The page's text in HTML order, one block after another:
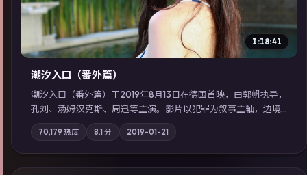
1:18:41
潮汐入口（番外篇）
潮汐入口（番外篇）于2019年8月13日在德国首映，由郭帆执导，
孔刘、汤姆·汉克斯、周迅等主演。影片以犯罪为叙事主轴，边境
小镇的平静被一封匿名信彻底打破；摄影与配乐强化地域气质；
站内亦可通过「国产免费观看高清电视剧在线看」延展检索同类
型高分佳作，畅享高清在线追剧体验。
70,179 热度 8.1 分 2019-01-21